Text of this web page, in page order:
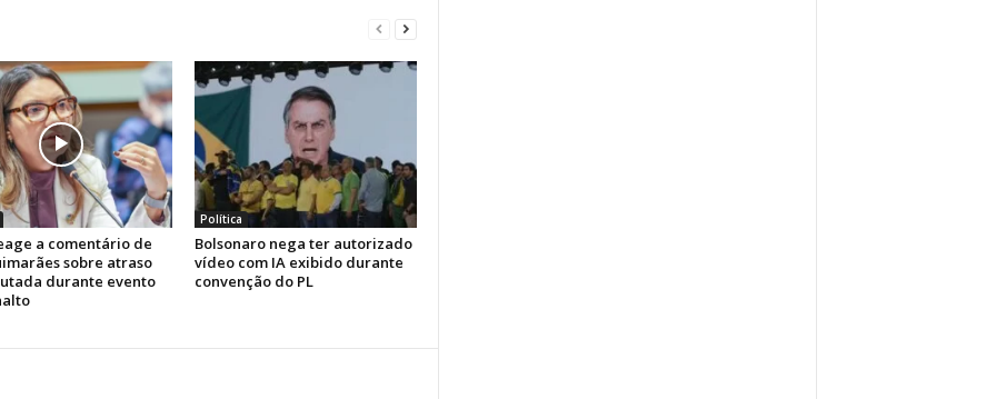
a comentário de
sobre atraso
durante evento
Política
Bolsonaro nega ter autorizado
vídeo com IA exibido durante
convenção do PL